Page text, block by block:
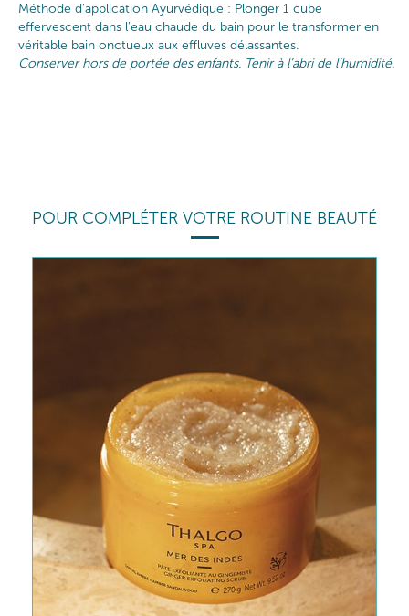
Méthode d'application Ayurvédique : Plonger 1 cube
effervescent dans l’eau chaude du bain pour le transformer en
véritable bain onctueux aux effluves délassantes.
Conserver hors de portée des enfants. Tenir à l’abri de l’humidité.
POUR COMPLÉTER VOTRE ROUTINE BEAUTÉ